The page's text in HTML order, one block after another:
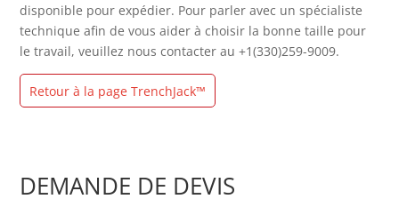
disponible pour expédier. Pour parler avec un spécialiste
technique afin de vous aider à choisir la bonne taille pour
le travail, veuillez nous contacter au +1(330)259-9009.
Retour à la page TrenchJack™
DEMANDE DE DEVIS